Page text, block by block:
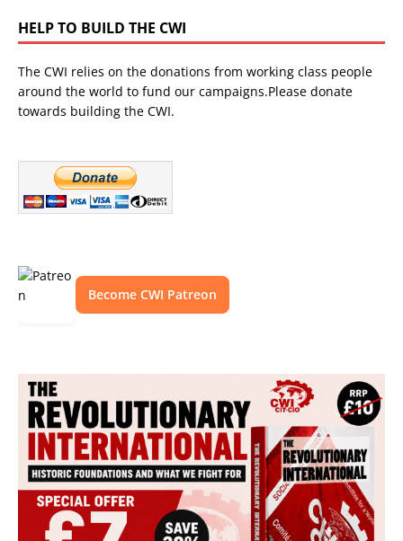
HELP TO BUILD THE CWI
The CWI relies on the donations from working class people
around the world to fund our campaigns.Please donate
towards building the CWI.
Become CWI Patreon